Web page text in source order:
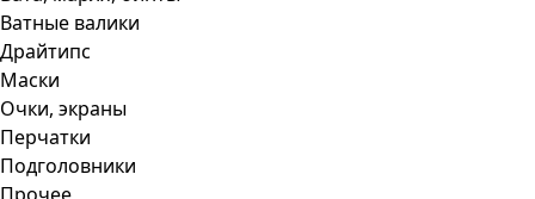
Ватные валики
Драйтипс
Маски
Очки, экраны
Перчатки
Подголовники